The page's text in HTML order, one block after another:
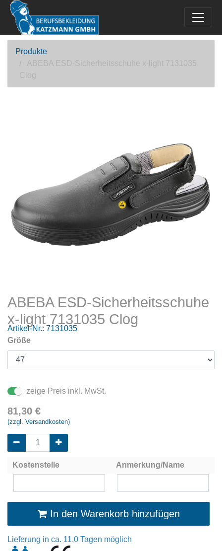
Produkte
ABEBA ESD-Sicherheitsschuhe x-light 7131035
Clog
ABEBA ESD-Sicherheitsschuhe
x-light 7131035 Clog
Artikel-Nr.: 7131035
Größe
zeige Preis inkl. MwSt.
81,30 €
(zzgl. Versandkosten)
Kostenstelle Anmerkung/Name
In den Warenkorb hinzufügen
Lieferung in ca. 11,0 Tagen möglich